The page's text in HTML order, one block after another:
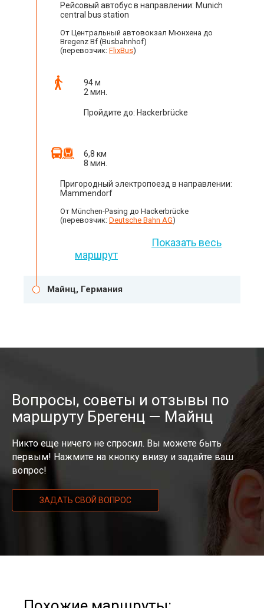
Рейсовый автобус в направлении: Munich
central bus station
От Центральный автовокзал Мюнхена до
Bregenz Bf (Busbahnhof)
(перевозчик: FlixBus)
94 м
2 мин.
Пройдите до: Hackerbrücke
6,8 км
8 мин.
Пригородный электропоезд в направлении:
Mammendorf
От München-Pasing до Hackerbrücke
(перевозчик: Deutsche Bahn AG)
Показать весь
маршрут
Майнц, Германия
Вопросы, советы и отзывы по
маршруту Брегенц — Майнц
Никто еще ничего не спросил. Вы можете быть
первым! Нажмите на кнопку внизу и задайте ваш
вопрос!
ЗАДАТЬ СВОЙ ВОПРОС